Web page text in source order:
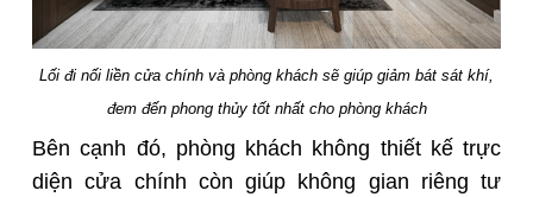
Lối đi nối liền cửa chính và phòng khách sẽ giúp giảm bát sát khí,
đem đến phong thủy tốt nhất cho phòng khách
Bên cạnh đó, phòng khách không thiết kế trực
diện cửa chính còn giúp không gian riêng tư